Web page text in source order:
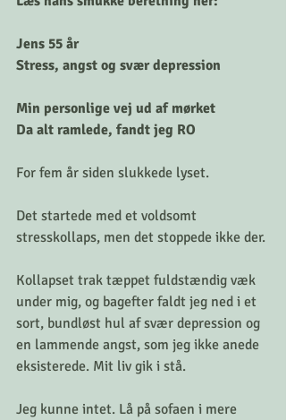
Jens 55 år
Stress, angst og svær depression
Min personlige vej ud af mørket
Da alt ramlede, fandt jeg RO
For fem år siden slukkede lyset.
Det startede med et voldsomt
stresskollaps, men det stoppede ikke der.
Kollapset trak tæppet fuldstændig væk
under mig, og bagefter faldt jeg ned i et
sort, bundløst hul af svær depression og
en lammende angst, som jeg ikke anede
eksisterede. Mit liv gik i stå.
Jeg kunne intet. Lå på sofaen i mere